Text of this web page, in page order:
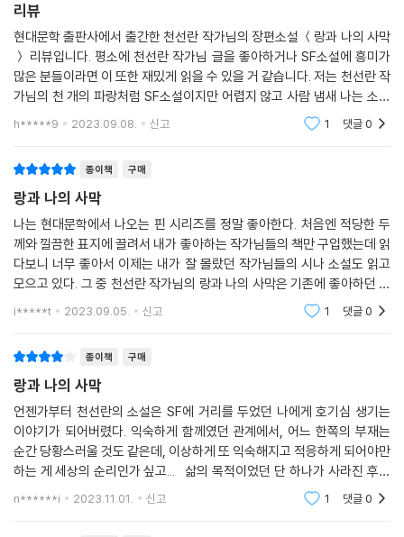
리뷰
현대문학 출판사에서 출간한 천선란 작가님의 장편소설 ＜랑과 나의 사막
＞ 리뷰입니다. 평소에 천선란 작가님 글을 좋아하거나 SF소설에 흥미가
많은 분들이라면 이 또한 재밌게 읽을 수 있을 거 같습니다. 저는 천선란 작
가님의 천 개의 파랑처럼 SF소설이지만 어렵지 않고 사람 냄새 나는 소설
을 좋아해서 이 소설 또한 너무 취향이었습니다. 랑과 숲, 자연들이 나오는
h*****9 2023.09.08. 신고 1 댓글0
종이책 구매
랑과 나의 사막
나는 현대문학에서 나오는 핀 시리즈를 정말 좋아한다. 처음엔 적당한 두
께와 낄끔한 표지에 끌려서 내가 좋아하는 작가님들의 책만 구입했는데 읽
다보니 너무 좋아서 이제는 내가 잘 몰랐던 작가님들의 시나 소설도 읽고
모으고 있다. 그 중 천선란 작가님의 랑과 나의 사막은 기존에 좋아하던 작
가님의 소설을 구매한 것! 원래 sf 문학을 즐겨 읽지 않던 나의 편견을 부
i*****t 2023.09.05. 신고 1 댓글0
종이책 구매
랑과 나의 사막
언젠가부터 천선란의 소설은 SF에 거리를 두었던 나에게 호기심 생기는
이야기가 되어버렸다. 익숙하게 함께였던 관계에서, 어느 한쪽의 부재는
순간 당황스러울 것도 같은데, 이상하게 또 익숙해지고 적응하게 되어야만
하는 게 세상의 순리인가 싶고... 삶의 목적이었던 단 하나가 사라진 후에
누군가가 살아가는 이야기에 가슴이 서늘해지면서도, 존재의 사라짐 후에
n******i 2023.11.01. 신고 1 댓글0